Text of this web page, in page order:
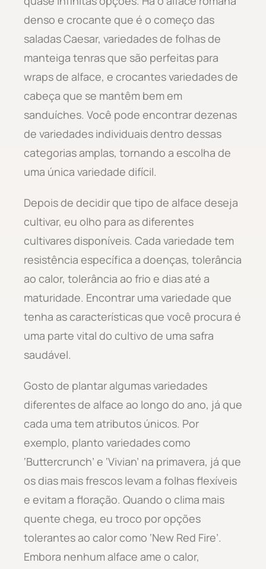
denso e crocante que é o começo das
saladas Caesar, variedades de folhas de
manteiga tenras que são perfeitas para
wraps de alface, e crocantes variedades de
cabeça que se mantêm bem em
sanduíches. Você pode encontrar dezenas
de variedades individuais dentro dessas
categorias amplas, tornando a escolha de
uma única variedade difícil.
Depois de decidir que tipo de alface deseja
cultivar, eu olho para as diferentes
cultivares disponíveis. Cada variedade tem
resistência específica a doenças, tolerância
ao calor, tolerância ao frio e dias até a
maturidade. Encontrar uma variedade que
tenha as características que você procura é
uma parte vital do cultivo de uma safra
saudável.
Gosto de plantar algumas variedades
diferentes de alface ao longo do ano, já que
cada uma tem atributos únicos. Por
exemplo, planto variedades como
‘Buttercrunch’ e ‘Vivian’ na primavera, já que
os dias mais frescos levam a folhas flexíveis
e evitam a floração. Quando o clima mais
quente chega, eu troco por opções
tolerantes ao calor como ‘New Red Fire’.
Embora nenhum alface ame o calor,